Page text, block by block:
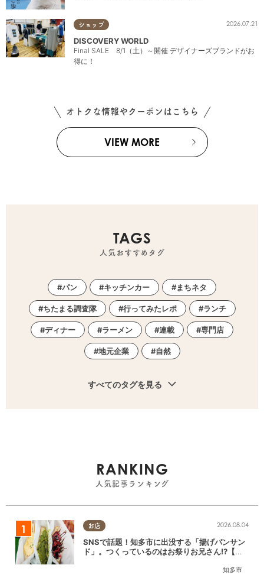
ショップ 2026.07.21
DISCOVERY WORLD
Final SALE 8/1（土）～開催 デザイナーズブランドがお
得に！
オトクな情報やクーポンはこちら
VIEW MORE
TAGS
人気おすすめタグ
パン キッチンカー まちネタ
ちたまる調査隊 行ってみたレポ ランチ
ディナー ラーメン 連載 専門店
地元企業 自然
すべてのタグを見る
RANKING
人気記事ランキング
お店
知多市
2026.08.04
SNSで話題！知多市に出没する「揚げパンサン
ド」。つくっているのはお祭りお兄さん!?【ち